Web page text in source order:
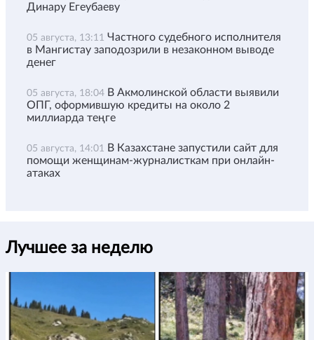
Динару Егеубаеву
05 августа, 13:11 Частного судебного исполнителя
в Мангистау заподозрили в незаконном выводе
денег
05 августа, 18:04 В Акмолинской области выявили
ОПГ, оформившую кредиты на около 2
миллиарда теңге
05 августа, 14:01 В Казахстане запустили сайт для
помощи женщинам-журналисткам при онлайн-
атаках
Лучшее за неделю